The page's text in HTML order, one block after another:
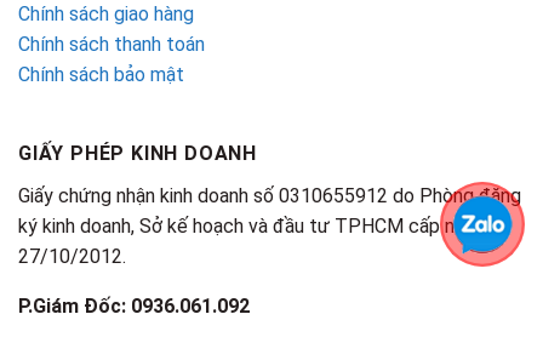
Chính sách giao hàng
Chính sách thanh toán
Chính sách bảo mật
GIẤY PHÉP KINH DOANH
Giấy chứng nhận kinh doanh số 0310655912 do Phòng đăng
ký kinh doanh, Sở kế hoạch và đầu tư TPHCM cấp ngày
27/10/2012.
P.Giám Đốc: 0936.061.092